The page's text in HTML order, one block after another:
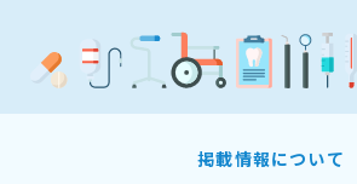
掲載情報について